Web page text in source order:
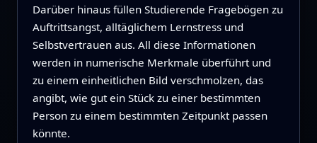
Darüber hinaus füllen Studierende Fragebögen zu
Auftrittsangst, alltäglichem Lernstress und
Selbstvertrauen aus. All diese Informationen
werden in numerische Merkmale überführt und
zu einem einheitlichen Bild verschmolzen, das
angibt, wie gut ein Stück zu einer bestimmten
Person zu einem bestimmten Zeitpunkt passen
könnte.